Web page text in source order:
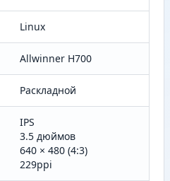
Linux
Allwinner H700
Раскладной
IPS
3.5 дюймов
640 × 480 (4:3)
229ppi